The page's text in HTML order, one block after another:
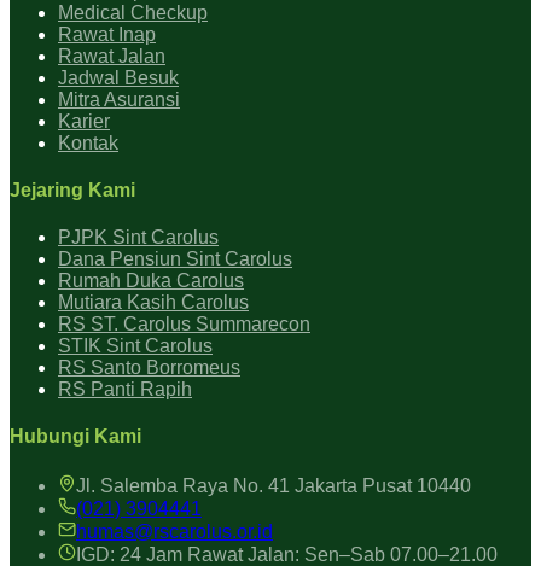
Medical Checkup
Rawat Inap
Rawat Jalan
Jadwal Besuk
Mitra Asuransi
Karier
Kontak
Jejaring Kami
PJPK Sint Carolus
Dana Pensiun Sint Carolus
Rumah Duka Carolus
Mutiara Kasih Carolus
RS ST. Carolus Summarecon
STIK Sint Carolus
RS Santo Borromeus
RS Panti Rapih
Hubungi Kami
Jl. Salemba Raya No. 41 Jakarta Pusat 10440
(021) 3904441
humas@rscarolus.or.id
IGD: 24 Jam Rawat Jalan: Sen–Sab 07.00–21.00